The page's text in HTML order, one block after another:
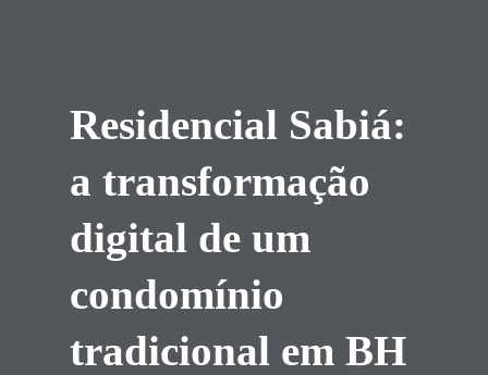
Residencial Sabiá:
a transformação
digital de um
condomínio
tradicional em BH